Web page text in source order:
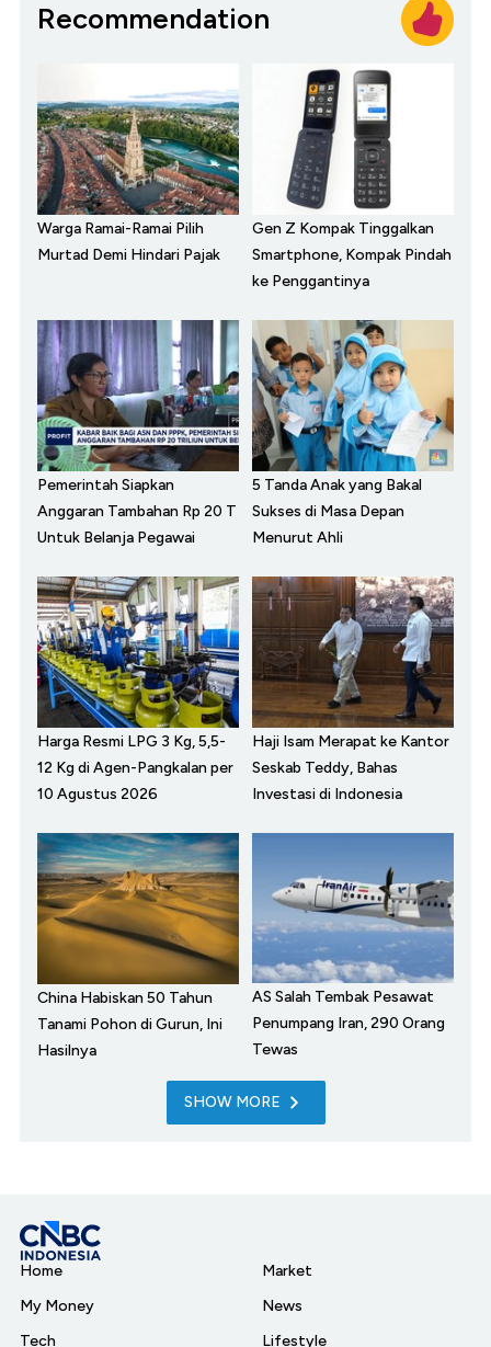
Recommendation
Warga Ramai-Ramai Pilih
Murtad Demi Hindari Pajak
Gen Z Kompak Tinggalkan
Smartphone, Kompak Pindah
ke Penggantinya
Pemerintah Siapkan
Anggaran Tambahan Rp 20 T
Untuk Belanja Pegawai
5 Tanda Anak yang Bakal
Sukses di Masa Depan
Menurut Ahli
Harga Resmi LPG 3 Kg, 5,5-
12 Kg di Agen-Pangkalan per
10 Agustus 2026
Haji Isam Merapat ke Kantor
Seskab Teddy, Bahas
Investasi di Indonesia
China Habiskan 50 Tahun
Tanami Pohon di Gurun, Ini
Hasilnya
AS Salah Tembak Pesawat
Penumpang Iran, 290 Orang
Tewas
SHOW MORE
Home
My Money
Tech
Market
News
Lifestyle